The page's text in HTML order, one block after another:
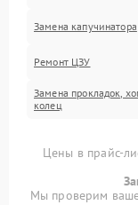
Замена капучинатора
Ремонт ЦЗУ
Замена прокладок,
колец
Цены в прайс-
Мы проверим